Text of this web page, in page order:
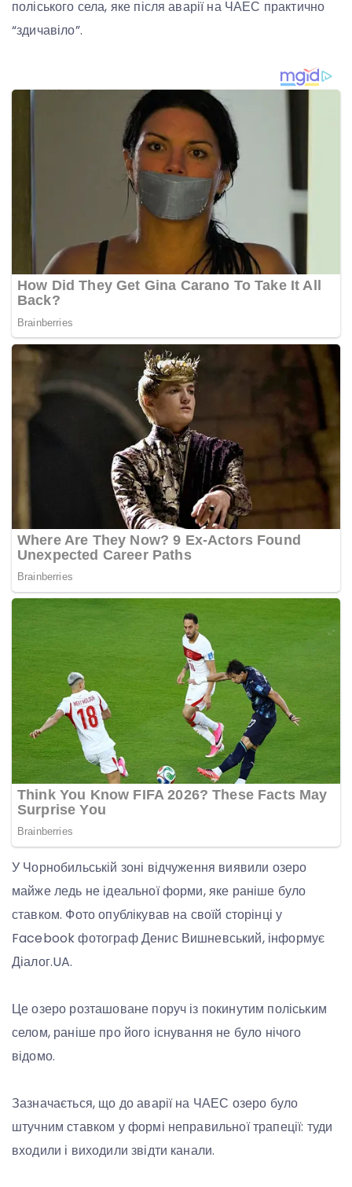
поліського села, яке після аварії на ЧАЕС практично
“здичавіло”.
У Чорнобильській зоні відчуження виявили озеро
майже ледь не ідеальної форми, яке раніше було
ставком. Фото опублікував на своїй сторінці у
Facebook фотограф Денис Вишневський, інформує
Діалог.UA.
Це озеро розташоване поруч із покинутим поліським
селом, раніше про його існування не було нічого
відомо.
Зазначається, що до аварії на ЧАЕС озеро було
штучним ставком у формі неправильної трапеції: туди
входили і виходили звідти канали.